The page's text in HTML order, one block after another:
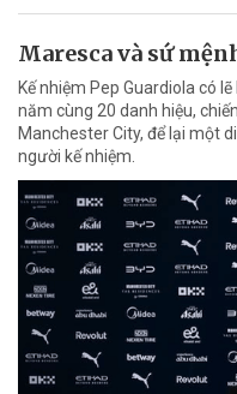
Maresca và sứ
Kế nhiệm Pep Guardiola có
năm cùng 20 danh hiệu,
Manchester City, để lại một
người kế nhiệm.